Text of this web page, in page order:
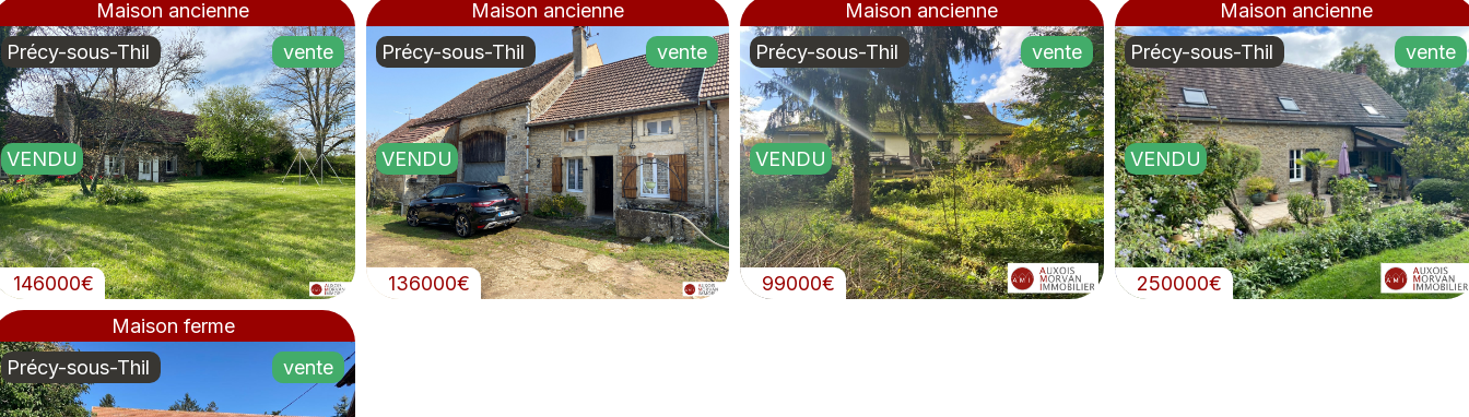
Maison ancienne
Précy-sous-Thil
VENDU
vente
146000€
Maison ancienne
Précy-sous-Thil
VENDU
vente
136000€
Maison ancienne
Précy-sous-Thil
VENDU
vente
99000€
Maison ancienne
Précy-sous-Thil
VENDU
vente
250000€
Maison ferme
Précy-sous-Thil
vente